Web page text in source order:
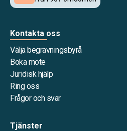
Kontakta oss
Välja begravningsbyrå
Boka möte
Juridisk hjälp
Ring oss
Frågor och svar
Tjänster